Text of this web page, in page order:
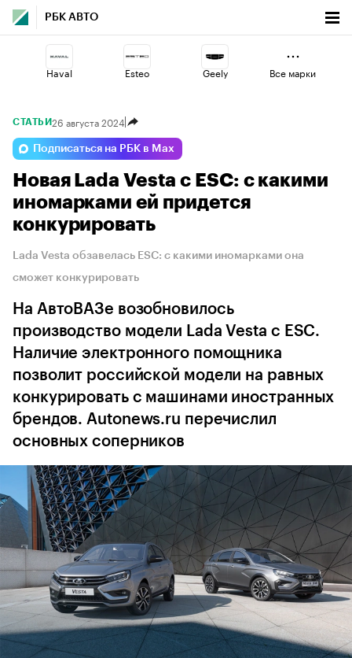
РБК АВТО
Haval Esteo Geely
Changan Lada
Voyah Jaecoo Volga
Все марки
СТАТЬИ26 августа 2024
Подписаться на РБК в Max
Новая Lada Vesta с ESC: с какими
иномарками ей придется
конкурировать
Lada Vesta обзавелась ESC: с какими иномарками она
сможет конкурировать
На АвтоВАЗе возобновилось
производство модели Lada Vesta с ESC.
Наличие электронного помощника
позволит российской модели на равных
конкурировать с машинами иностранных
брендов. Autonews.ru перечислил
основных соперников